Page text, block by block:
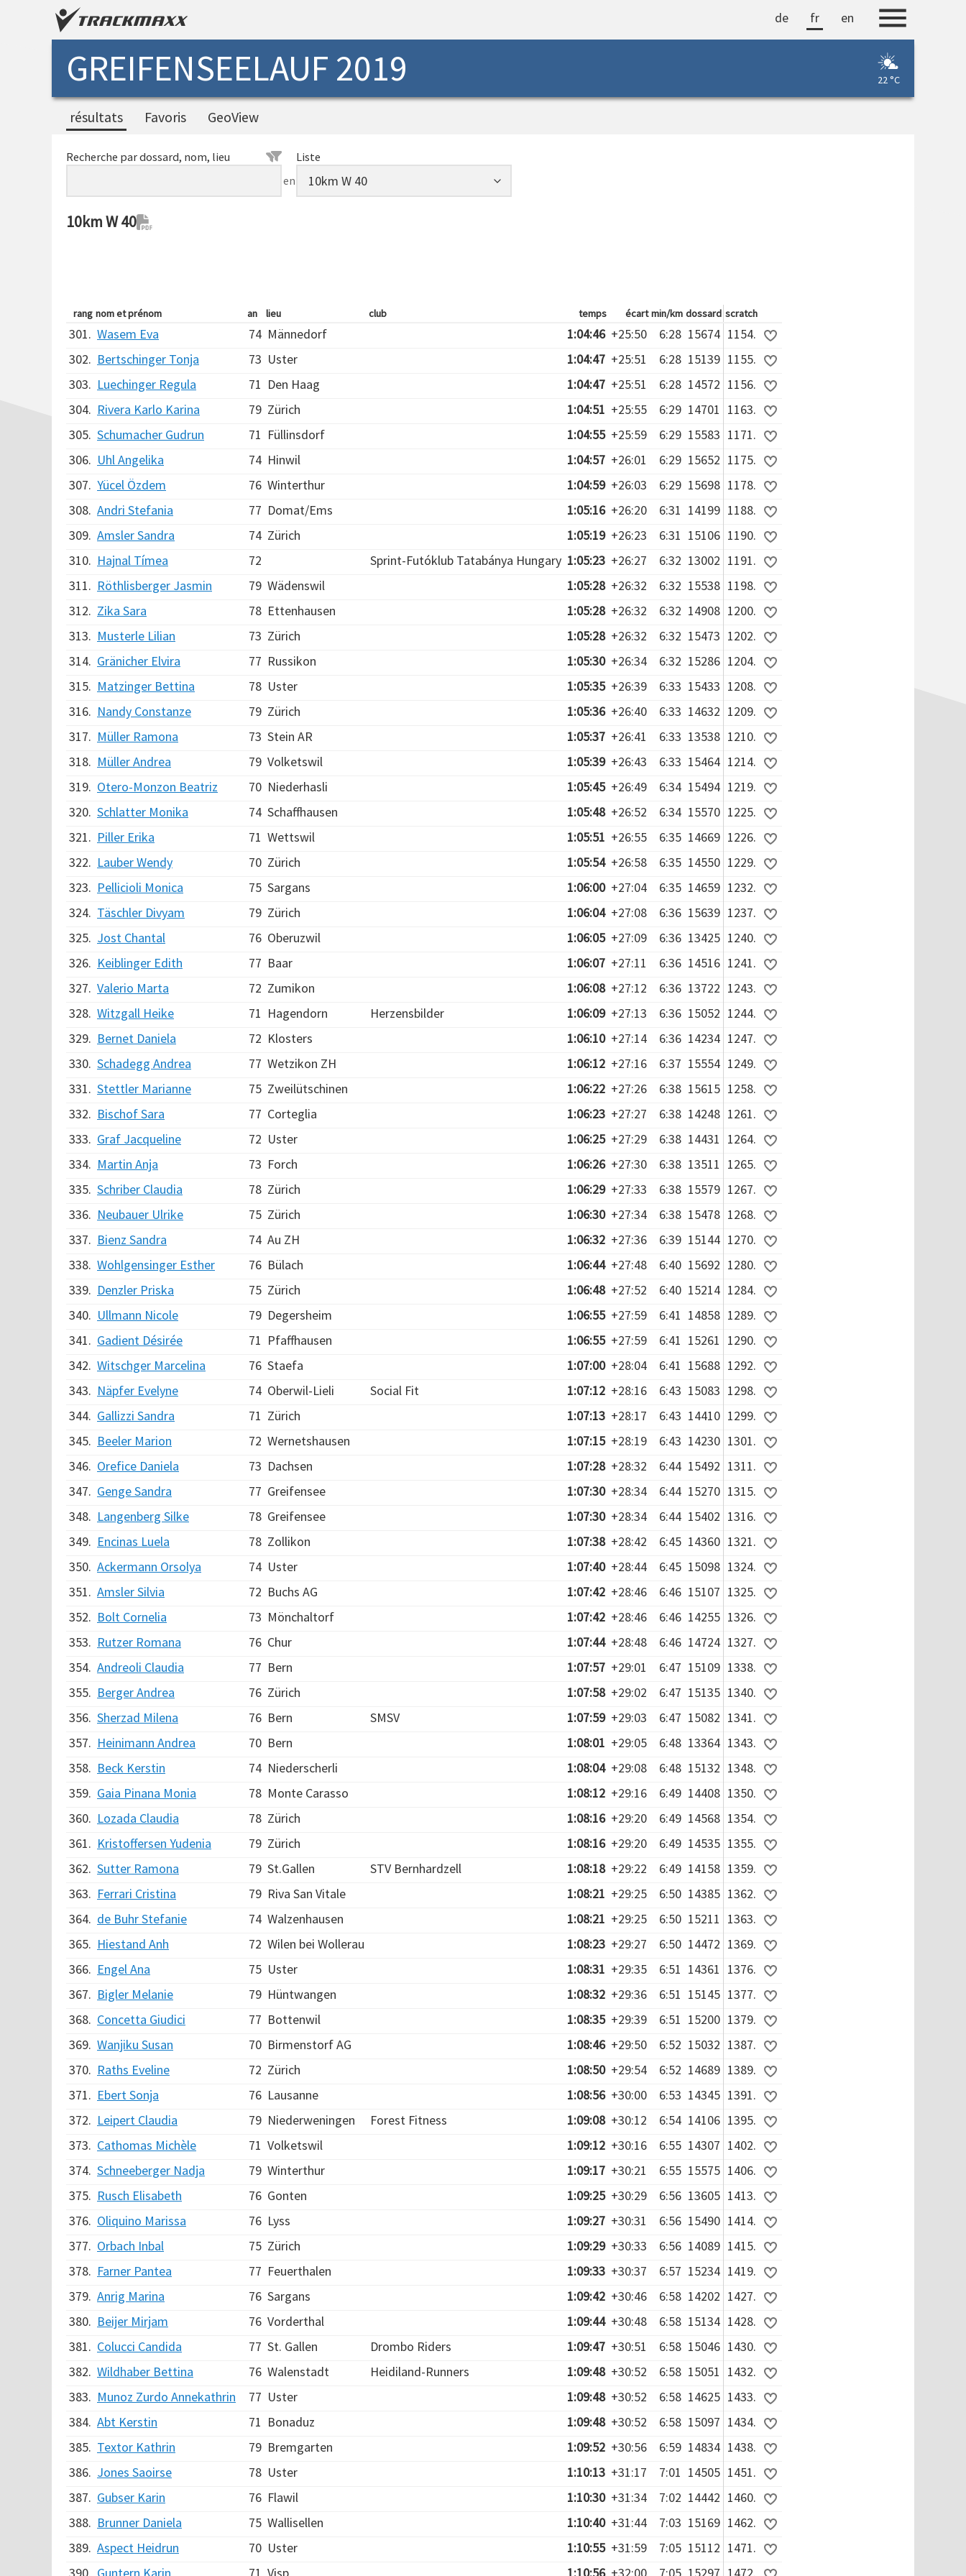
de fr en
GREIFENSEELAUF 2019 22 °C
résultats Favoris GeoView
Recherche par dossard, nom, lieu
en
Liste
10km W 40
rang nom et prénom an lieu club temps écart min/km dossard scratch
301. Wasem Eva 74 Männedorf 1:04:46 +25:50 6:28 15674 1154.
302. Bertschinger Tonja 73 Uster 1:04:47 +25:51 6:28 15139 1155.
303. Luechinger Regula 71 Den Haag 1:04:47 +25:51 6:28 14572 1156.
304. Rivera Karlo Karina 79 Zürich 1:04:51 +25:55 6:29 14701 1163.
305. Schumacher Gudrun 71 Füllinsdorf 1:04:55 +25:59 6:29 15583 1171.
306. Uhl Angelika 74 Hinwil 1:04:57 +26:01 6:29 15652 1175.
307. Yücel Özdem 76 Winterthur 1:04:59 +26:03 6:29 15698 1178.
308. Andri Stefania 77 Domat/Ems 1:05:16 +26:20 6:31 14199 1188.
309. Amsler Sandra 74 Zürich 1:05:19 +26:23 6:31 15106 1190.
310. Hajnal Tímea 72 Sprint-Futóklub Tatabánya Hungary 1:05:23 +26:27 6:32 13002 1191.
311. Röthlisberger Jasmin 79 Wädenswil 1:05:28 +26:32 6:32 15538 1198.
312. Zika Sara 78 Ettenhausen 1:05:28 +26:32 6:32 14908 1200.
313. Musterle Lilian 73 Zürich 1:05:28 +26:32 6:32 15473 1202.
314. Gränicher Elvira 77 Russikon 1:05:30 +26:34 6:32 15286 1204.
315. Matzinger Bettina 78 Uster 1:05:35 +26:39 6:33 15433 1208.
316. Nandy Constanze 79 Zürich 1:05:36 +26:40 6:33 14632 1209.
317. Müller Ramona 73 Stein AR 1:05:37 +26:41 6:33 13538 1210.
318. Müller Andrea 79 Volketswil 1:05:39 +26:43 6:33 15464 1214.
319. Otero-Monzon Beatriz 70 Niederhasli 1:05:45 +26:49 6:34 15494 1219.
320. Schlatter Monika 74 Schaffhausen 1:05:48 +26:52 6:34 15570 1225.
321. Piller Erika 71 Wettswil 1:05:51 +26:55 6:35 14669 1226.
322. Lauber Wendy 70 Zürich 1:05:54 +26:58 6:35 14550 1229.
323. Pellicioli Monica 75 Sargans 1:06:00 +27:04 6:35 14659 1232.
324. Täschler Divyam 79 Zürich 1:06:04 +27:08 6:36 15639 1237.
325. Jost Chantal 76 Oberuzwil 1:06:05 +27:09 6:36 13425 1240.
326. Keiblinger Edith 77 Baar 1:06:07 +27:11 6:36 14516 1241.
327. Valerio Marta 72 Zumikon 1:06:08 +27:12 6:36 13722 1243.
328. Witzgall Heike 71 Hagendorn Herzensbilder 1:06:09 +27:13 6:36 15052 1244.
329. Bernet Daniela 72 Klosters 1:06:10 +27:14 6:36 14234 1247.
330. Schadegg Andrea 77 Wetzikon ZH 1:06:12 +27:16 6:37 15554 1249.
331. Stettler Marianne 75 Zweilütschinen 1:06:22 +27:26 6:38 15615 1258.
332. Bischof Sara 77 Corteglia 1:06:23 +27:27 6:38 14248 1261.
333. Graf Jacqueline 72 Uster 1:06:25 +27:29 6:38 14431 1264.
334. Martin Anja 73 Forch 1:06:26 +27:30 6:38 13511 1265.
335. Schriber Claudia 78 Zürich 1:06:29 +27:33 6:38 15579 1267.
336. Neubauer Ulrike 75 Zürich 1:06:30 +27:34 6:38 15478 1268.
337. Bienz Sandra 74 Au ZH 1:06:32 +27:36 6:39 15144 1270.
338. Wohlgensinger Esther 76 Bülach 1:06:44 +27:48 6:40 15692 1280.
339. Denzler Priska 75 Zürich 1:06:48 +27:52 6:40 15214 1284.
340. Ullmann Nicole 79 Degersheim 1:06:55 +27:59 6:41 14858 1289.
341. Gadient Désirée 71 Pfaffhausen 1:06:55 +27:59 6:41 15261 1290.
342. Witschger Marcelina 76 Staefa 1:07:00 +28:04 6:41 15688 1292.
343. Näpfer Evelyne 74 Oberwil-Lieli Social Fit 1:07:12 +28:16 6:43 15083 1298.
344. Gallizzi Sandra 71 Zürich 1:07:13 +28:17 6:43 14410 1299.
345. Beeler Marion 72 Wernetshausen 1:07:15 +28:19 6:43 14230 1301.
346. Orefice Daniela 73 Dachsen 1:07:28 +28:32 6:44 15492 1311.
347. Genge Sandra 77 Greifensee 1:07:30 +28:34 6:44 15270 1315.
348. Langenberg Silke 78 Greifensee 1:07:30 +28:34 6:44 15402 1316.
349. Encinas Luela 78 Zollikon 1:07:38 +28:42 6:45 14360 1321.
350. Ackermann Orsolya 74 Uster 1:07:40 +28:44 6:45 15098 1324.
351. Amsler Silvia 72 Buchs AG 1:07:42 +28:46 6:46 15107 1325.
352. Bolt Cornelia 73 Mönchaltorf 1:07:42 +28:46 6:46 14255 1326.
353. Rutzer Romana 76 Chur 1:07:44 +28:48 6:46 14724 1327.
354. Andreoli Claudia 77 Bern 1:07:57 +29:01 6:47 15109 1338.
355. Berger Andrea 76 Zürich 1:07:58 +29:02 6:47 15135 1340.
356. Sherzad Milena 76 Bern SMSV 1:07:59 +29:03 6:47 15082 1341.
357. Heinimann Andrea 70 Bern 1:08:01 +29:05 6:48 13364 1343.
358. Beck Kerstin 74 Niederscherli 1:08:04 +29:08 6:48 15132 1348.
359. Gaia Pinana Monia 78 Monte Carasso 1:08:12 +29:16 6:49 14408 1350.
360. Lozada Claudia 78 Zürich 1:08:16 +29:20 6:49 14568 1354.
361. Kristoffersen Yudenia 79 Zürich 1:08:16 +29:20 6:49 14535 1355.
362. Sutter Ramona 79 St.Gallen STV Bernhardzell 1:08:18 +29:22 6:49 14158 1359.
363. Ferrari Cristina 79 Riva San Vitale 1:08:21 +29:25 6:50 14385 1362.
364. de Buhr Stefanie 74 Walzenhausen 1:08:21 +29:25 6:50 15211 1363.
365. Hiestand Anh 72 Wilen bei Wollerau 1:08:23 +29:27 6:50 14472 1369.
366. Engel Ana 75 Uster 1:08:31 +29:35 6:51 14361 1376.
367. Bigler Melanie 79 Hüntwangen 1:08:32 +29:36 6:51 15145 1377.
368. Concetta Giudici 77 Bottenwil 1:08:35 +29:39 6:51 15200 1379.
369. Wanjiku Susan 70 Birmenstorf AG 1:08:46 +29:50 6:52 15032 1387.
370. Raths Eveline 72 Zürich 1:08:50 +29:54 6:52 14689 1389.
371. Ebert Sonja 76 Lausanne 1:08:56 +30:00 6:53 14345 1391.
372. Leipert Claudia 79 Niederweningen Forest Fitness 1:09:08 +30:12 6:54 14106 1395.
373. Cathomas Michèle 71 Volketswil 1:09:12 +30:16 6:55 14307 1402.
374. Schneeberger Nadja 79 Winterthur 1:09:17 +30:21 6:55 15575 1406.
375. Rusch Elisabeth 76 Gonten 1:09:25 +30:29 6:56 13605 1413.
376. Oliquino Marissa 76 Lyss 1:09:27 +30:31 6:56 15490 1414.
377. Orbach Inbal 75 Zürich 1:09:29 +30:33 6:56 14089 1415.
378. Farner Pantea 77 Feuerthalen 1:09:33 +30:37 6:57 15234 1419.
379. Anrig Marina 76 Sargans 1:09:42 +30:46 6:58 14202 1427.
380. Beijer Mirjam 76 Vorderthal 1:09:44 +30:48 6:58 15134 1428.
381. Colucci Candida 77 St. Gallen Drombo Riders 1:09:47 +30:51 6:58 15046 1430.
382. Wildhaber Bettina 76 Walenstadt Heidiland-Runners 1:09:48 +30:52 6:58 15051 1432.
383. Munoz Zurdo Annekathrin 77 Uster 1:09:48 +30:52 6:58 14625 1433.
384. Abt Kerstin 71 Bonaduz 1:09:48 +30:52 6:58 15097 1434.
385. Textor Kathrin 79 Bremgarten 1:09:52 +30:56 6:59 14834 1438.
386. Jones Saoirse 78 Uster 1:10:13 +31:17 7:01 14505 1451.
387. Gubser Karin 76 Flawil 1:10:30 +31:34 7:02 14442 1460.
388. Brunner Daniela 75 Wallisellen 1:10:40 +31:44 7:03 15169 1462.
389. Aspect Heidrun 70 Uster 1:10:55 +31:59 7:05 15112 1471.